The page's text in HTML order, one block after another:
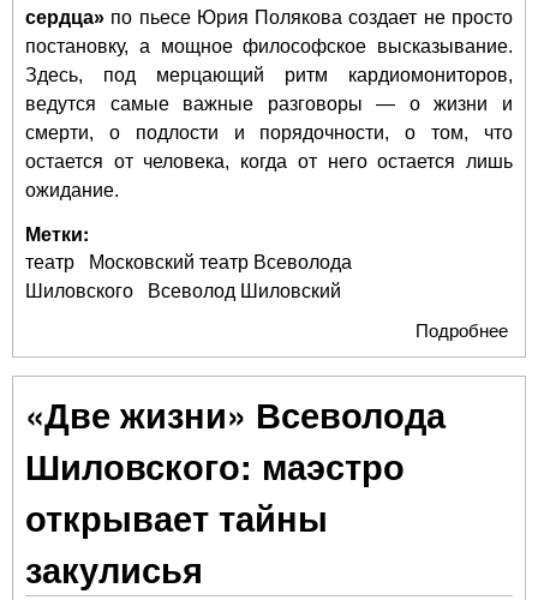
сердца» по пьесе Юрия Полякова создает не просто
постановку, а мощное философское высказывание.
Здесь, под мерцающий ритм кардиомониторов,
ведутся самые важные разговоры — о жизни и
смерти, о подлости и порядочности, о том, что
остается от человека, когда от него остается лишь
ожидание.
Метки:
театр
Московский театр Всеволода
Шиловского
Всеволод Шиловский
Подробнее
«Две жизни» Всеволода
Шиловского: маэстро
открывает тайны
закулисья